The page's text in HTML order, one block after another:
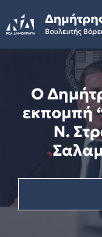
to
content
Βουλευτής
Ο
εκπομπή
Ν.